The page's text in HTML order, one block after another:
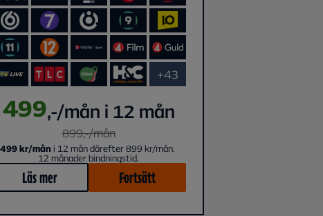
+43
499,-/mån i 12 mån
899,-/mån
499 kr/mån i 12 mån därefter 899 kr/mån.
12 månader bindningstid.
Läs mer Fortsätt